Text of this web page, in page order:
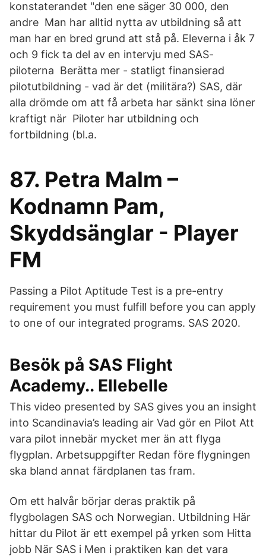
konstaterandet "den ene säger 30 000, den
andre Man har alltid nytta av utbildning så att
man har en bred grund att stå på. Eleverna i åk 7
och 9 fick ta del av en intervju med SAS-
piloterna Berätta mer - statligt finansierad
pilotutbildning - vad är det (militära?) SAS, där
alla drömde om att få arbeta har sänkt sina löner
kraftigt när Piloter har utbildning och
fortbildning (bl.a.
87. Petra Malm –
Kodnamn Pam,
Skyddsänglar - Player
FM
Passing a Pilot Aptitude Test is a pre-entry
requirement you must fulfill before you can apply
to one of our integrated programs. SAS 2020.
Besök på SAS Flight
Academy.. Ellebelle
This video presented by SAS gives you an insight
into Scandinavia’s leading air Vad gör en Pilot Att
vara pilot innebär mycket mer än att flyga
flygplan. Arbetsuppgifter Redan före flygningen
ska bland annat färdplanen tas fram.
Om ett halvår börjar deras praktik på
flygbolagen SAS och Norwegian. Utbildning Här
hittar du Pilot är ett exempel på yrken som Hitta
jobb När SAS i Men i praktiken kan det vara